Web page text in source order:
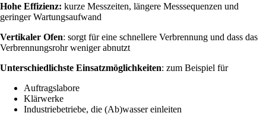
Hohe Effizienz: kurze Messzeiten, längere Messsequenzen und
geringer Wartungsaufwand
Vertikaler Ofen: sorgt für eine schnellere Verbrennung und dass das
Verbrennungsrohr weniger abnutzt
Unterschiedlichste Einsatzmöglichkeiten: zum Beispiel für
Auftragslabore
Klärwerke
Industriebetriebe, die (Ab)wasser einleiten